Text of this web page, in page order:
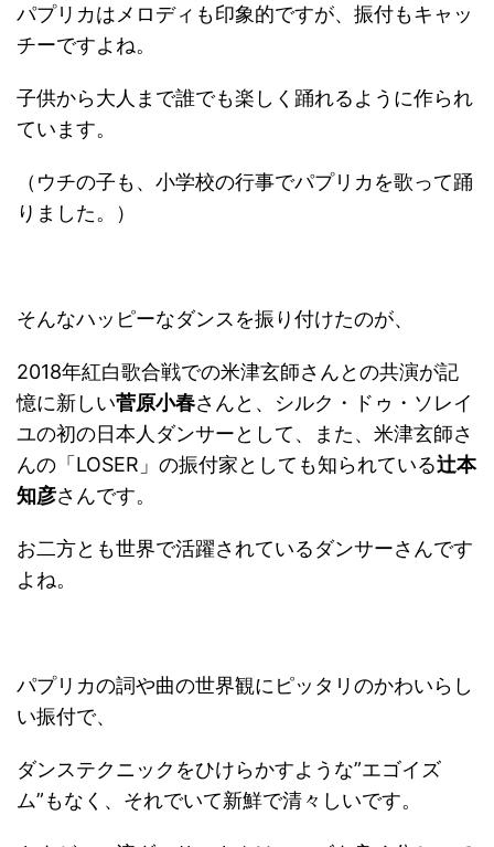
パプリカはメロディも印象的ですが、振付もキャッ
チーですよね。
子供から大人まで誰でも楽しく踊れるように作られ
ています。
（ウチの子も、小学校の行事でパプリカを歌って踊
りました。）
そんなハッピーなダンスを振り付けたのが、
2018年紅白歌合戦での米津玄師さんとの共演が記
憶に新しい菅原小春さんと、シルク・ドゥ・ソレイ
ユの初の日本人ダンサーとして、また、米津玄師さ
んの「LOSER」の振付家としても知られている辻本
知彦さんです。
お二方とも世界で活躍されているダンサーさんです
よね。
パプリカの詞や曲の世界観にピッタリのかわいらし
い振付で、
ダンステクニックをひけらかすような”エゴイズ
ム”もなく、それでいて新鮮で清々しいです。